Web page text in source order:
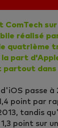
ComTech
réalisé
quatrième
la part
partout dans
passe à
point par
tandis
point sur